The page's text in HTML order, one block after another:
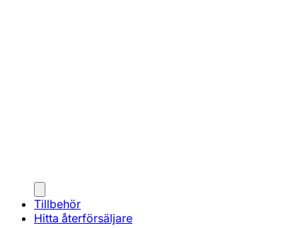
Tillbehör
Hitta återförsäljare